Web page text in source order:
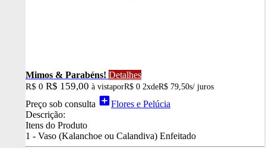
Mimos & Parabéns! Detalhes
R$ 0 R$ 159,00 à vistaporR$ 0 2xdeR$ 79,50s/ juros
Preço sob consulta add_boxFlores e Pelúcia
Descrição:
Itens do Produto
1 - Vaso (Kalanchoe ou Calandiva) Enfeitado